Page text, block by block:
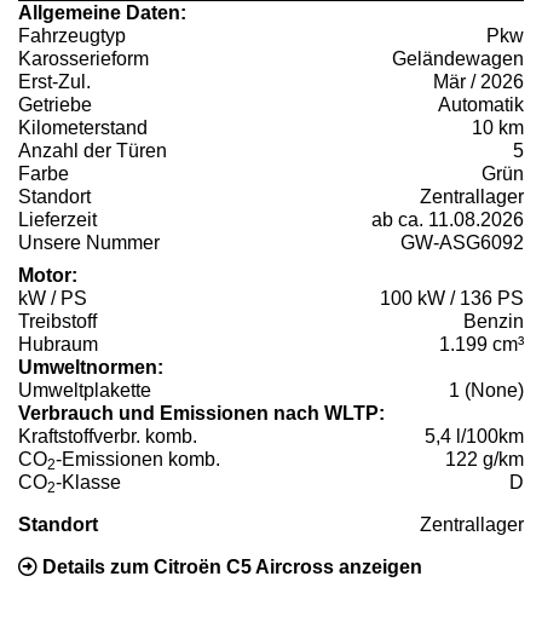
Allgemeine Daten:
Fahrzeugtyp
Pkw
Karosserieform
Geländewagen
Erst-Zul.
Mär / 2026
Getriebe
Automatik
Kilometerstand
10 km
Anzahl der Türen
5
Farbe
Grün
Standort
Zentrallager
Lieferzeit
ab ca. 11.08.2026
Unsere Nummer
GW-ASG6092
Motor:
kW / PS
100 kW / 136 PS
Treibstoff
Benzin
Hubraum
1.199 cm³
Umweltnormen:
Umweltplakette
1 (None)
Verbrauch und Emissionen nach WLTP:
Kraftstoffverbr. komb.
5,4 l/100km
CO2-Emissionen komb.
122 g/km
CO2-Klasse D
Standort Zentrallager
Details zum Citroën C5 Aircross anzeigen